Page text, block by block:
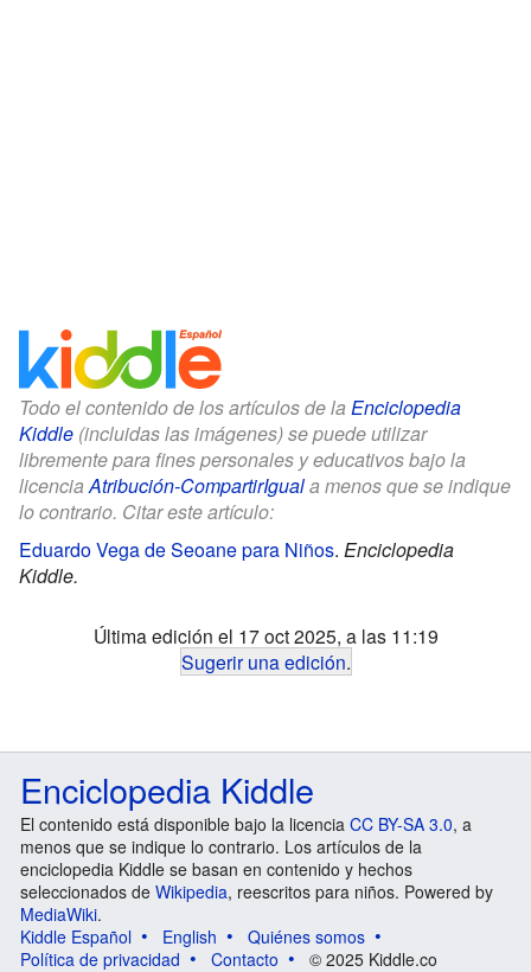
Todo el contenido de los artículos de la Enciclopedia
Kiddle (incluidas las imágenes) se puede utilizar
libremente para fines personales y educativos bajo la
licenciaAtribución-CompartirIguala menos que se indique
lo contrario. Citar este artículo:
Eduardo Vega de Seoane para Niños. Enciclopedia
Kiddle.
Última edición el 17 oct 2025, a las 11:19
Sugerir una edición.
Enciclopedia Kiddle
El contenido está disponible bajo la licencia CC BY-SA 3.0, a
menos que se indique lo contrario. Los artículos de la
enciclopedia Kiddle se basan en contenido y hechos
seleccionados de Wikipedia, reescritos para niños. Powered by
MediaWiki.
Kiddle Español
English
Quiénes somos
Política de privacidad
Contacto © 2025 Kiddle.co